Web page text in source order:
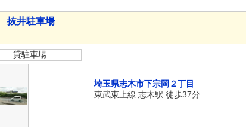
抜井駐車場
貸駐車場
埼玉県志木市下宗岡２丁目
東武東上線 志木駅 徒歩37分